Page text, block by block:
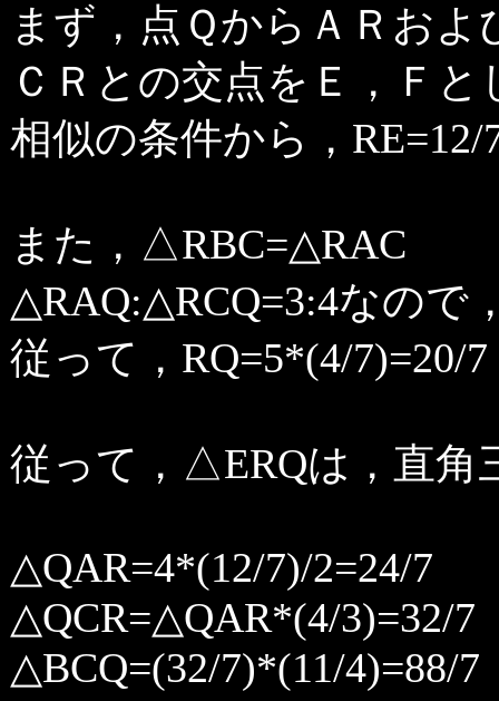
まず，点ＱからＡＲお
ＣＲとの交点をＥ，Ｆと
相似の条件から，RE=12/
また，△RBC=△RAC
△RAQ:△RCQ=3:4なので
従って，RQ=5*(4/7)=20/7
従って，△ERQは，直角
△QAR=4*(12/7)/2=24/7
△QCR=△QAR*(4/3)=32/7
△BCQ=(32/7)*(11/4)=88/7